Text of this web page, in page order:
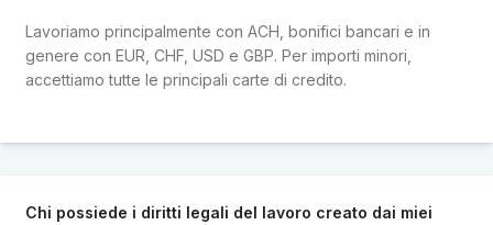
Lavoriamo principalmente con ACH, bonifici bancari e in
genere con EUR, CHF, USD e GBP. Per importi minori,
accettiamo tutte le principali carte di credito.
Chi possiede i diritti legali del lavoro creato dai miei